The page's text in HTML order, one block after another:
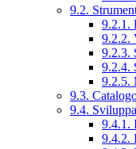
9.2.
9.2.1.
9.2.2.
9.2.3.
9.2.4.
9.2.5.
9.3.
9.4.
9.4.1.
9.4.2.